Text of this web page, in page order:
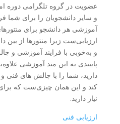
عضویت در گروه تلگرامی دوره
و سایر دانشجویان را برای شما
آموزشی هر دانشجو برای
ارزیابی‌ست زیرا منتورها از بین
و به‌خوبی با فرایند آموزشی و
پایبندی به این متد آموزشی
دارید، شما را با چالش هاى فنى
كند و اين همان چيزى‌ست كه
نياز داريد.
ارزیابی فنی